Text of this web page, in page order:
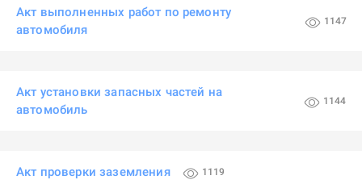
Акт выполненных работ по ремонту
автомобиля
1147
Акт установки запасных частей на
автомобиль
1144
Акт проверки заземления 1119